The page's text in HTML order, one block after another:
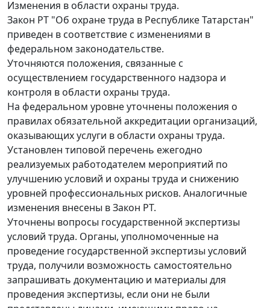
Изменения в области охраны труда.
Закон РТ "Об охране труда в Республике Татарстан"
приведен в соответствие с изменениями в
федеральном законодательстве.
Уточняются положения, связанные с
осуществлением государственного надзора и
контроля в области охраны труда.
На федеральном уровне уточнены положения о
правилах обязательной аккредитации организаций,
оказывающих услуги в области охраны труда.
Установлен типовой перечень ежегодно
реализуемых работодателем мероприятий по
улучшению условий и охраны труда и снижению
уровней профессиональных рисков. Аналогичные
изменения внесены в Закон РТ.
Уточнены вопросы государственной экспертизы
условий труда. Органы, уполномоченные на
проведение государственной экспертизы условий
труда, получили возможность самостоятельно
запрашивать документацию и материалы для
проведения экспертизы, если они не были